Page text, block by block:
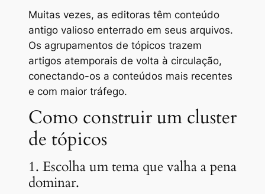
Muitas vezes, as editoras têm conteúdo
antigo valioso enterrado em seus arquivos.
Os agrupamentos de tópicos trazem
artigos atemporais de volta à circulação,
conectando-os a conteúdos mais recentes
e com maior tráfego.
Como construir um cluster
de tópicos
1. Escolha um tema que valha a pena
dominar.